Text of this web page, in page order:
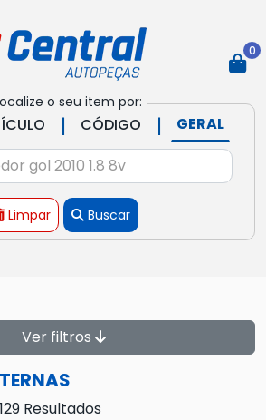
o seu item por:
| CÓDIGO | GERAL
Limpar Buscar
0
Ver filtros
Resultados